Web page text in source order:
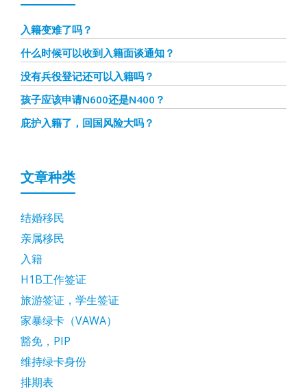
入籍变难了吗？
什么时候可以收到入籍面谈通知？
没有兵役登记还可以入籍吗？
孩子应该申请N600还是N400？
庇护入籍了，回国风险大吗？
文章种类
结婚移民
亲属移民
入籍
H1B工作签证
旅游签证，学生签证
家暴绿卡（VAWA）
豁免，PIP
维持绿卡身份
排期表